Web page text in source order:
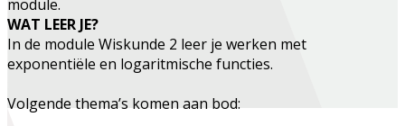
module.
WAT LEER JE?
In de module Wiskunde 2 leer je werken met
exponentiële en logaritmische functies.
Volgende thema’s komen aan bod: